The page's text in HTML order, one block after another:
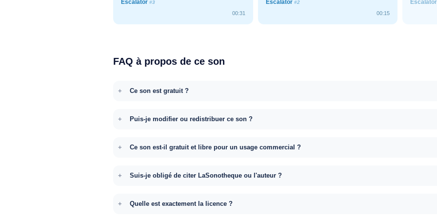
Escalator #3
00:31
Escalator #2
00:15
FAQ à propos de ce son
Ce son est gratuit ?
Puis-je modifier ou redistribuer ce son ?
Ce son est-il gratuit et libre pour un usage commercial ?
Suis-je obligé de citer LaSonotheque ou l'auteur ?
Quelle est exactement la licence ?